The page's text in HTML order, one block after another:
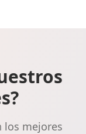
los mejores